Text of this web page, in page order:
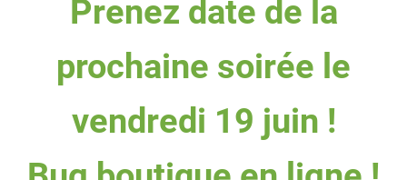
Prenez date de la
prochaine soirée le
vendredi 19 juin !